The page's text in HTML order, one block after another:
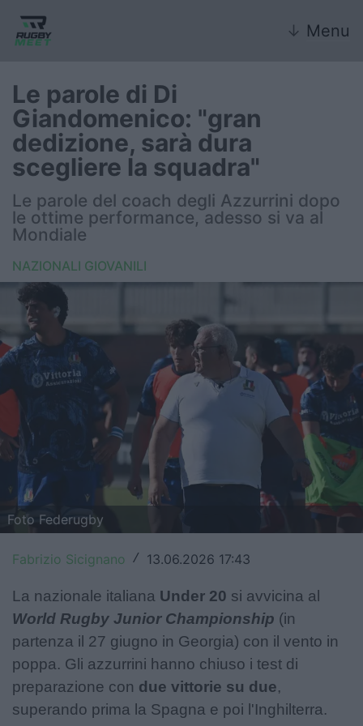
↓ Menu
Nazionale
Nazionali giovanili
Rugby Sevens
FIR
Internazionale
6 Nazioni
United Rugby Championship
Top14
Premiership
Champions Cup
Challenge Cup
World Rugby
Rugby World Cup
Super Rugby
Rugby in TV
Mercato
Serie A Elite
Le parole di Di
Giandomenico: "gran
dedizione, sarà dura
scegliere la squadra"
Le parole del coach degli Azzurrini dopo
le ottime performance, adesso si va al
Mondiale
NAZIONALI GIOVANILI
Foto Federugby
Fabrizio Sicignano / 13.06.2026 17:43
La nazionale italiana Under 20 si avvicina al
World Rugby Junior Championship (in
partenza il 27 giugno in Georgia) con il vento in
poppa. Gli azzurrini hanno chiuso i test di
preparazione con due vittorie su due,
superando prima la Spagna e poi l'Inghilterra.